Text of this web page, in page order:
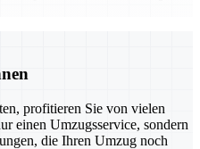
profitieren Sie von vielen
einen Umzugsservice, sondern
die Ihren Umzug noch